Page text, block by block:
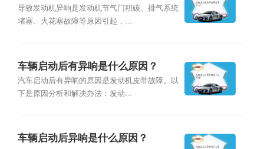
导致发动机异响是发动机节气门积碳、排气系统
堵塞、火花塞故障等原因引起，...
车辆启动后有异响是什么原因？
汽车启动后有异响的原因是发动机皮带故障。以
下是原因分析和解决办法：发动...
车辆启动后异响是什么原因？